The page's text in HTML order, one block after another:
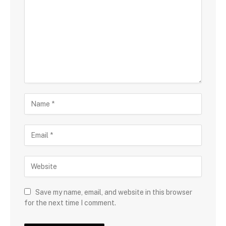
Save my name, email, and website in this browser
for the next time I comment.